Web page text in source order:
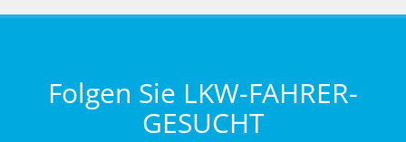
Folgen Sie LKW-FAHRER-
GESUCHT